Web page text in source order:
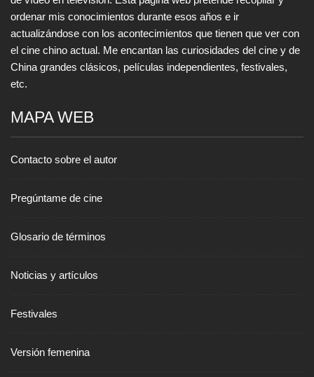
ordenar mis conocimientos durante esos años e ir
actualizándose con los acontecimientos que tienen que ver con
el cine chino actual. Me encantan las curiosidades del cine y de
China grandes clásicos, películas independientes, festivales,
etc.
MAPA WEB
Contacto sobre el autor
Pregúntame de cine
Glosario de términos
Noticias y artículos
Festivales
Versión femenina